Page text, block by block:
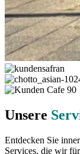
Unsere
Entdecken Sie
Services, die wir